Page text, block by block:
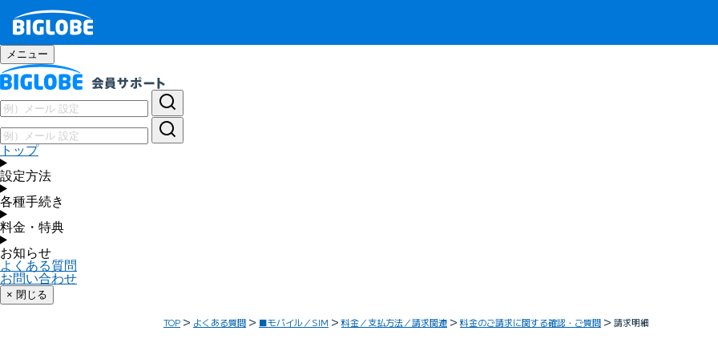
メニュー
トップ
設定方法
各種手続き
料金・特典
お知らせ
よくある質問
お問い合わせ
× 閉じる
TOP よくある質問 ■モバイル／SIM 料金／支払方法／請求関連 料金のご請求に関する確認・ご質問 請求明細